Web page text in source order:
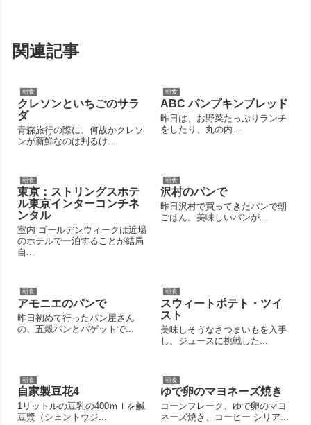
関連記事
朝食
クレソンといちごのサラ
ダ
青森旅行の際に、何故かクレソ
ンが新鮮なのは判るけ...
朝食
ABC パンプキンブレッド
昨日は、お野菜たっぷりランチ
をしたり、丸の内...
朝食
東京：ストリングスホテ
ル東京インターコンチネ
ンタル
室内 ゴールデンウィークは近場
のホテルで一泊することが結局
自...
朝食
沢村のパンで
昨日沢村で買ってきたパンで朝
ごはん。美味しいパンが...
朝食
アモニエのパンで
昨日初めて行ったパン屋さん
の、五穀パンとバゲットで...
朝食
スウィートポテト・ツイ
スト
美味しそうなさつまいもを入手
し、ジュースに挑戦した...
朝食
自家製豆花4
1リットルの豆乳の400ｍｌを鹹
豆漿（シェントウジ...
朝食
ゆで卵のマヨネーズ焼き
コーンフレーク、ゆで卵のマヨ
ネーズ焼き、コーヒー シリア...